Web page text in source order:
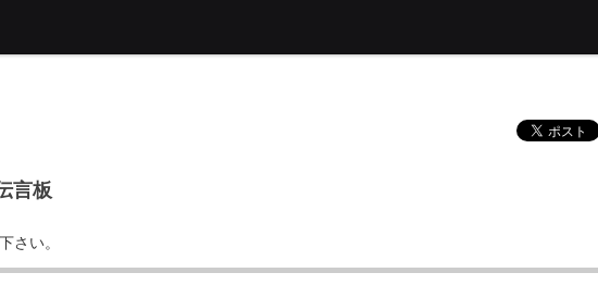
言板
さい。